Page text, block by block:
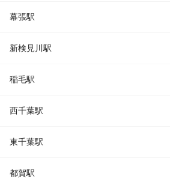
幕張駅
新検見川駅
稲毛駅
西千葉駅
東千葉駅
都賀駅